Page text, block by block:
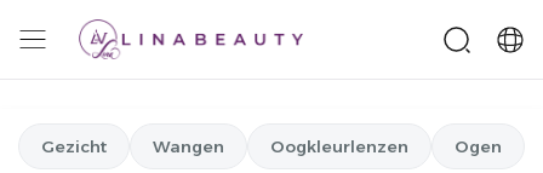
Gezicht Wangen Oogkleurlenzen Ogen